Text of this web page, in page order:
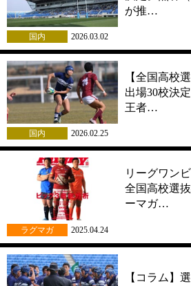
が推…
国内 2026.03.02
【全国高校
出場30校決
王者…
国内 2026.02.25
リーグワン
全国高校選
ーマガ…
ラグマガ 2025.04.24
【コラム】